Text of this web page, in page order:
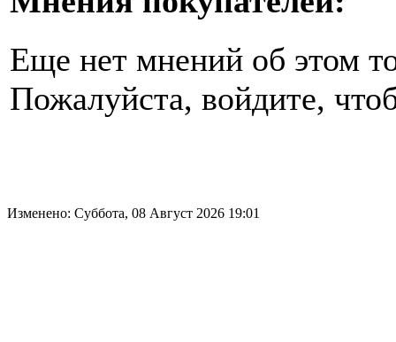
Еще нет мнений об этом
Пожалуйста, войдите,
Изменено: Суббота, 08 Август 2026 19:01